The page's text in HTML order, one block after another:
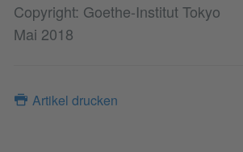
Copyright: Goethe-Institut Tokyo
Mai 2018
Artikel drucken